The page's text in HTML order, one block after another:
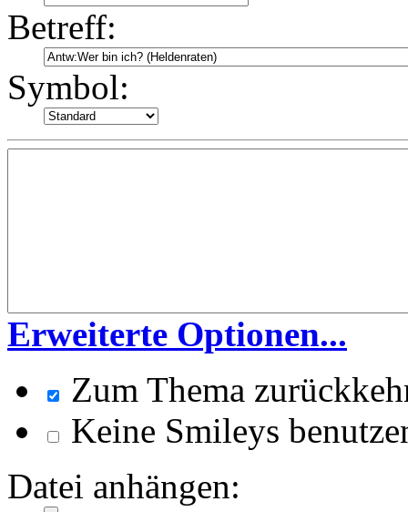
Betreff:
Symbol:
Erweiterte Optionen...
Zum Thema
Keine Smileys
Datei anhängen: